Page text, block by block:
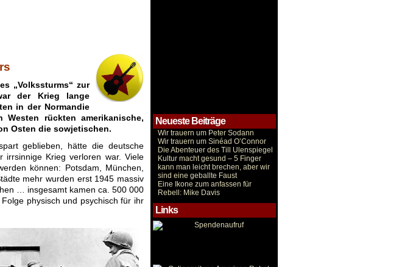
„Volkssturms“ zur
der Krieg lange
in der Normandie
rückten amerikanische,
Osten die sowjetischen.
geblieben, hätte die deutsche
irrsinnige Krieg verloren war. Viele
können: Potsdam, München,
mehr wurden erst 1945 massiv
… insgesamt kamen ca. 500 000
physisch und psychisch für ihr
Neueste Beiträge
Wir trauern um Peter Sodann
Wir trauern um Sinéad O’Connor
Die Abenteuer des Till Ulenspiegel
Kultur macht gesund – 5 Finger
kann man leicht brechen, aber wir
sind eine geballte Faust
Eine Ikone zum anfassen für
Rebell: Mike Davis
Links